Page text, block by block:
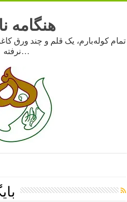
هنگامه
تمام کوله‌بارم، یک قلم و چند ورق
نرفته…